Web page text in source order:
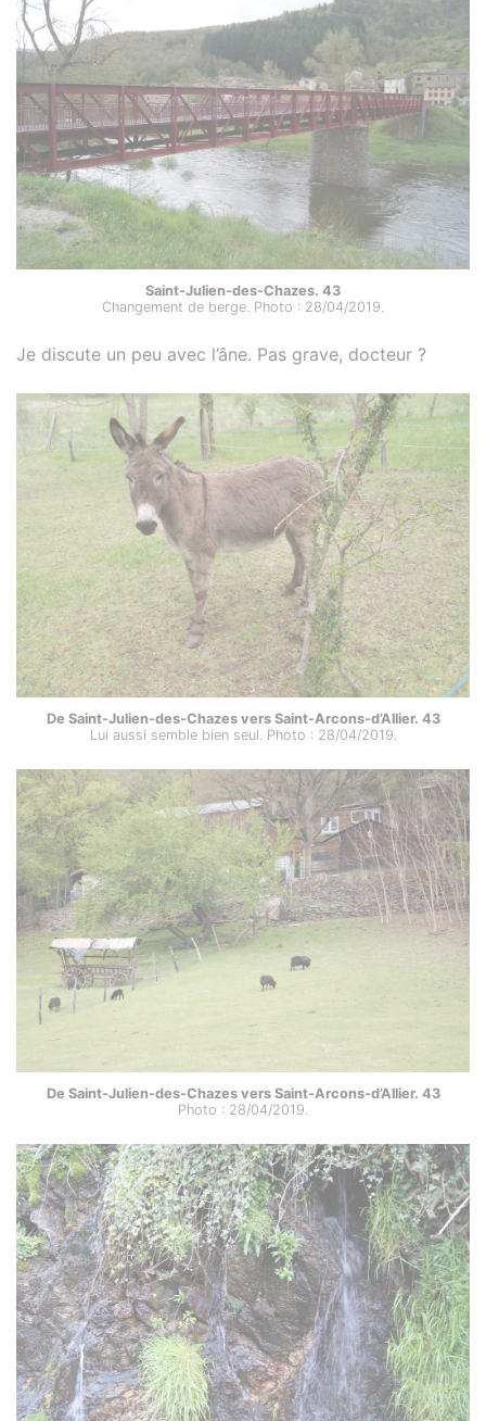
Saint-Julien-des-Chazes. 43
Changement de berge. Photo : 28/04/2019.
Je discute un peu avec l’âne. Pas grave, docteur ?
De Saint-Julien-des-Chazes vers Saint-Arcons-d’Allier. 43
Lui aussi semble bien seul. Photo : 28/04/2019.
De Saint-Julien-des-Chazes vers Saint-Arcons-d’Allier. 43
Photo : 28/04/2019.